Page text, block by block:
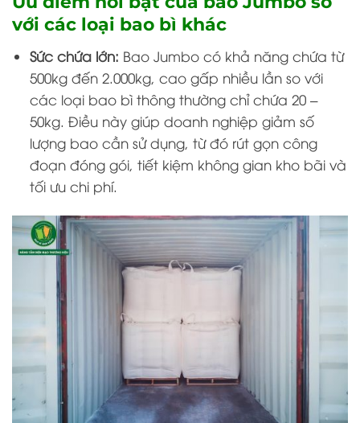
với các loại bao bì khác
Sức chứa lớn: Bao Jumbo có khả năng chứa từ
500kg đến 2.000kg, cao gấp nhiều lần so với
các loại bao bì thông thường chỉ chứa 20 –
50kg. Điều này giúp doanh nghiệp giảm số
lượng bao cần sử dụng, từ đó rút gọn công
đoạn đóng gói, tiết kiệm không gian kho bãi và
tối ưu chi phí.